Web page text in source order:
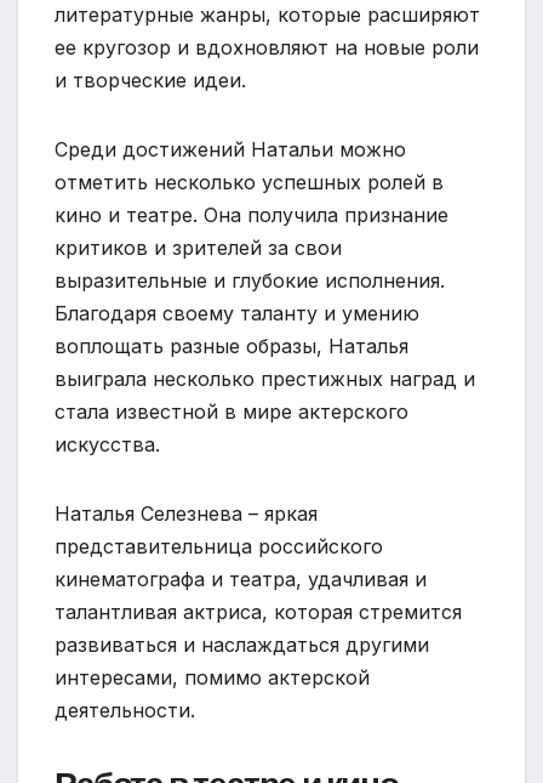
литературные жанры, которые расширяют
ее кругозор и вдохновляют на новые роли
и творческие идеи.
Среди достижений Натальи можно
отметить несколько успешных ролей в
кино и театре. Она получила признание
критиков и зрителей за свои
выразительные и глубокие исполнения.
Благодаря своему таланту и умению
воплощать разные образы, Наталья
выиграла несколько престижных наград и
стала известной в мире актерского
искусства.
Наталья Селезнева – яркая
представительница российского
кинематографа и театра, удачливая и
талантливая актриса, которая стремится
развиваться и наслаждаться другими
интересами, помимо актерской
деятельности.